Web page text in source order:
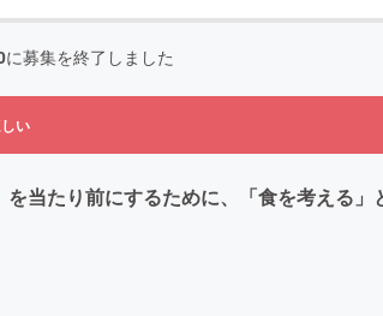
に募集を終了しました
い
当たり前にするために、「食を考える」